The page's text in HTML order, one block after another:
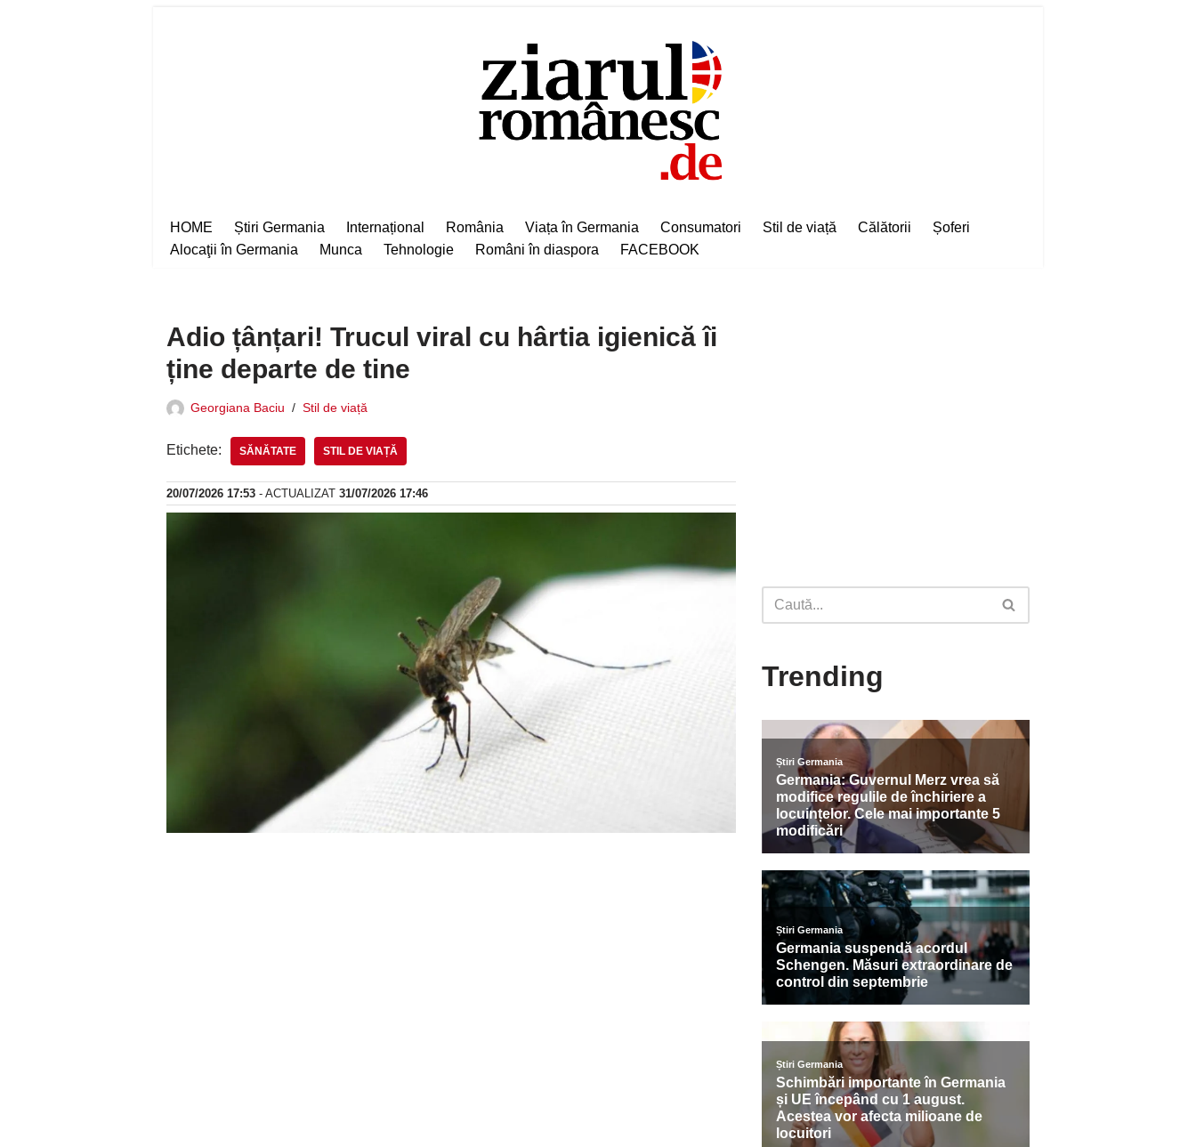
HOME Știri Germania Internațional România Viața în Germania Consumatori Stil de viață Călătorii
Șoferi
Alocaţii în Germania
Munca Tehnologie Români în diaspora FACEBOOK
Adio țânțari! Trucul viral cu hârtia igienică îi
ține departe de tine
Georgiana Baciu Stil de viață
Etichete: SĂNĂTATE STIL DE VIAȚĂ
20/07/2026 17:53 - ACTUALIZAT 31/07/2026 17:46
Trending